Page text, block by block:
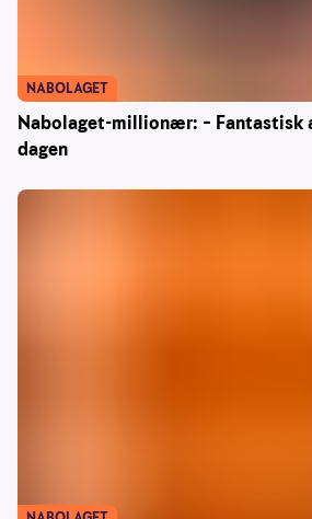
Nabolaget-millionær: – Fantastisk
dagen
NABOLAGET